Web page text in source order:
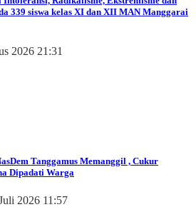
339 siswa kelas XI dan XII MAN Manggarai
2026 21:31
Tanggamus Memanggil , Cukur
Dipadati Warga
2026 11:57